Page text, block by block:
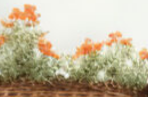
戶外探索 Outside
主題書籍